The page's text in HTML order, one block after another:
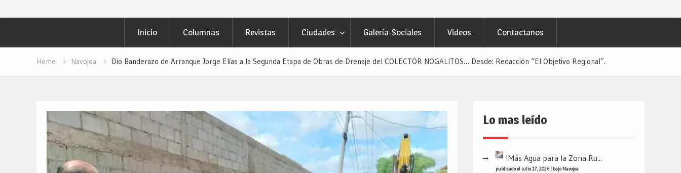
Inicio Columnas Revistas Ciudades Galería-Sociales Videos Contactanos
Home Navojoa Dio Banderazo de Arranque Jorge Elías a la Segunda Etapa de Obras de Drenaje del COLECTOR NOGALITOS… Desde: Redacción “El Objetivo Regional”.
Lo mas leído
!Más Agua para la Zona Ru...
publicado el julio 17, 2026| bajoNavojoa